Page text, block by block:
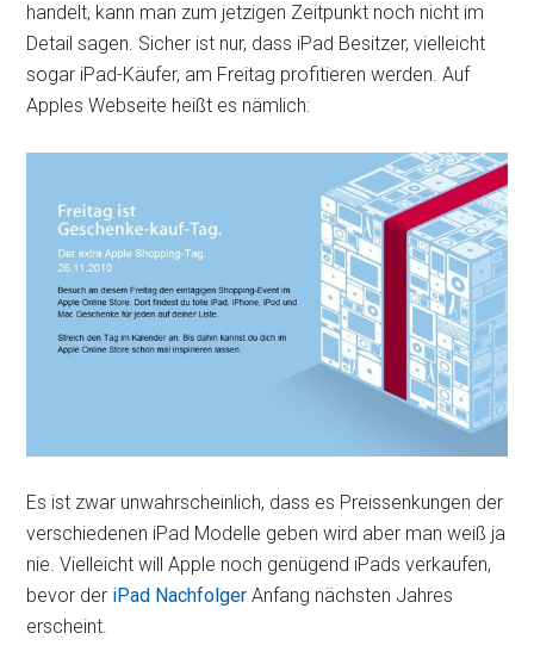
handelt, kann man zum jetzigen Zeitpunkt noch nicht im
Detail sagen. Sicher ist nur, dass iPad Besitzer, vielleicht
sogar iPad-Käufer, am Freitag profitieren werden. Auf
Apples Webseite heißt es nämlich:
Es ist zwar unwahrscheinlich, dass es Preissenkungen der
verschiedenen iPad Modelle geben wird aber man weiß ja
nie. Vielleicht will Apple noch genügend iPads verkaufen,
bevor der iPad Nachfolger Anfang nächsten Jahres
erscheint.